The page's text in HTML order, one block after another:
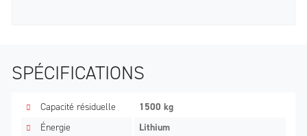
SPÉCIFICATIONS
Capacité résiduelle
1500 kg
Énergie
Lithium